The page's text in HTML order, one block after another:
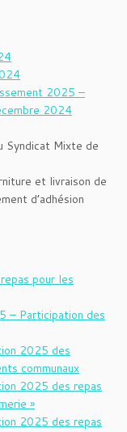
2025 –
2024
Syndicat Mixte de
et livraison de
d’adhésion
pour les
– Participation des
2025 des
communaux
2025 des repas
»
2025 des repas